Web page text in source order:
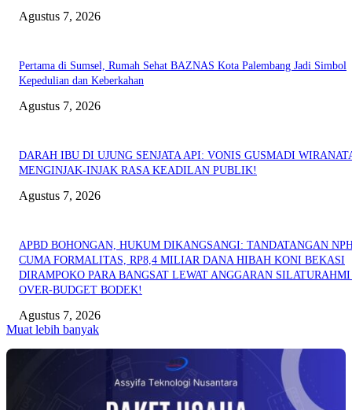
Agustus 7, 2026
Pertama di Sumsel, Rumah Sehat BAZNAS Kota Palembang Jadi Simbol
Kepedulian dan Keberkahan
Agustus 7, 2026
DARAH IBU DI UJUNG SENJATA API: VONIS GUSMADI
MENGINJAK-INJAK RASA KEADILAN PUBLIK!
Agustus 7, 2026
APBD BOHONGAN, HUKUM DIKANGSANGI: TANDATANGAN
CUMA FORMALITAS, RP8,4 MILIAR DANA HIBAH KONI BEKASI
DIRAMPOKO PARA BANGSAT LEWAT ANGGARAN
OVER-BUDGET BODEK!
Agustus 7, 2026
Muat lebih banyak